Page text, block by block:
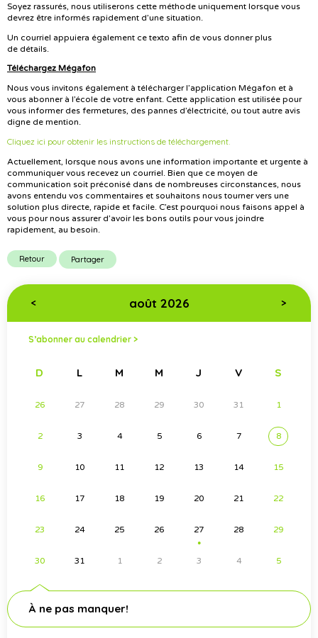
Soyez rassurés, nous utiliserons cette méthode uniquement lorsque vous
devrez être informés rapidement d’une situation.
Un courriel appuiera également ce texto afin de vous donner plus
de détails.
Téléchargez Mégafon
Nous vous invitons également à télécharger l’application Mégafon et à
vous abonner à l’école de votre enfant. Cette application est utilisée pour
vous informer des fermetures, des pannes d’électricité, ou tout autre avis
digne de mention.
Cliquez ici pour obtenir les instructions de téléchargement.
Actuellement, lorsque nous avons une information importante et urgente à
communiquer vous recevez un courriel. Bien que ce moyen de
communication soit préconisé dans de nombreuses circonstances, nous
avons entendu vos commentaires et souhaitons nous tourner vers une
solution plus directe, rapide et facile. C’est pourquoi nous faisons appel à
vous pour nous assurer d’avoir les bons outils pour vous joindre
rapidement, au besoin.
Retour Partager
< août 2026 >
S’abonner au calendrier >
D L M M J V S
26 27 28 29 30 31 1
2 3 4 5 6 7 8
9 10 11 12 13 14 15
16 17 18 19 20 21 22
23 24 25 26 27
●
28 29
30 31 1 2 3 4 5
À ne pas manquer!